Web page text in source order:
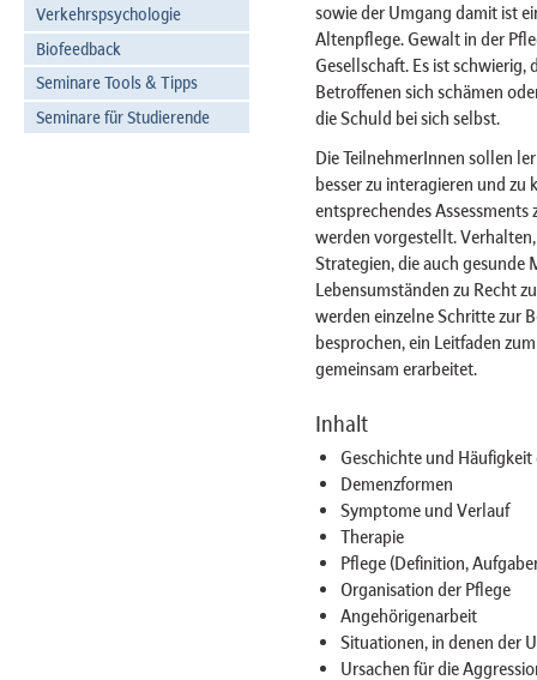
Verkehrspsychologie
Biofeedback
Seminare Tools & Tipps
Seminare für Studierende
sowie der Umgang damit ist
Altenpflege. Gewalt in der
Gesellschaft. Es ist schwierig,
Betroffenen sich schämen
die Schuld bei sich selbst.
Die TeilnehmerInnen sollen
besser zu interagieren und
entsprechendes
werden vorgestellt.
Strategien, die auch gesunde
Lebensumständen zu Recht
werden einzelne Schritte zur
besprochen, ein Leitfaden
gemeinsam erarbeitet.
Inhalt
Geschichte und Häufigkeit
Demenzformen
Symptome und Verlauf
Therapie
Pflege (Definition,
Organisation der Pflege
Angehörigenarbeit
Situationen, in denen der
Ursachen für die